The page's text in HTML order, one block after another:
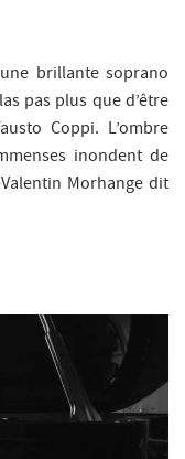
brillante soprano
pas plus que d’être
Coppi. L’ombre
inondent de
Morhange dit